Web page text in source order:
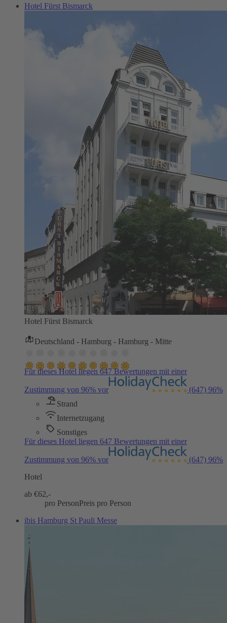
Hotel Fürst Bismarck
Hotel Fürst Bismarck
Deutschland - Hamburg - Hamburg - Mitte
Für dieses Hotel liegen 647 Bewertungen mit einer
Zustimmung von 96% vor (647) 96%
Strand
Internetzugang
Sonstiges
Für dieses Hotel liegen 647 Bewertungen mit einer
Zustimmung von 96% vor (647) 96%
Hotel
ab €62,-
pro PersonPreis pro Person
ibis Hamburg St Pauli Messe